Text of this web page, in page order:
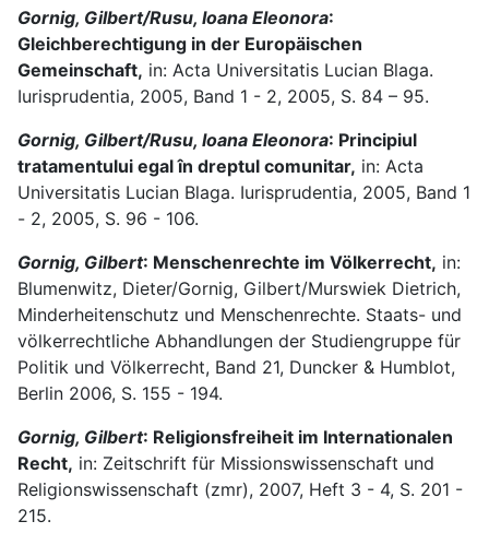
Gornig, Gilbert/Rusu, Ioana Eleonora:
Gleichberechtigung in der Europäischen
Gemeinschaft, in: Acta Universitatis Lucian Blaga.
Iurisprudentia, 2005, Band 1 - 2, 2005, S. 84 – 95.
Gornig, Gilbert/Rusu, Ioana Eleonora: Principiul
tratamentului egal în dreptul comunitar, in: Acta
Universitatis Lucian Blaga. Iurisprudentia, 2005, Band 1
- 2, 2005, S. 96 - 106.
Gornig, Gilbert: Menschenrechte im Völkerrecht, in:
Blumenwitz, Dieter/Gornig, Gilbert/Murswiek Dietrich,
Minderheitenschutz und Menschenrechte. Staats- und
völkerrechtliche Abhandlungen der Studiengruppe für
Politik und Völkerrecht, Band 21, Duncker & Humblot,
Berlin 2006, S. 155 - 194.
Gornig, Gilbert: Religionsfreiheit im Internationalen
Recht, in: Zeitschrift für Missionswissenschaft und
Religionswissenschaft (zmr), 2007, Heft 3 - 4, S. 201 -
215.